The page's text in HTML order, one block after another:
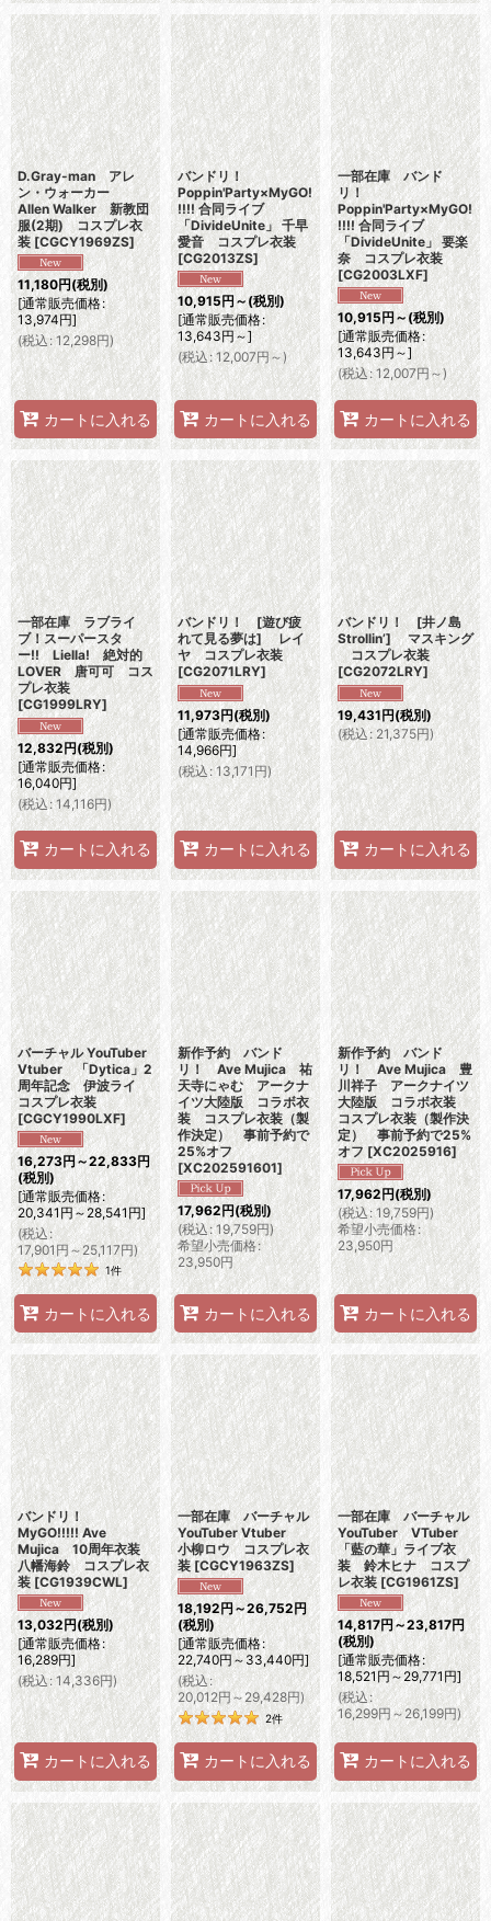
D.Gray-man アレ
ン・ウォーカー
Allen Walker 新教団
服(2期) コスプレ衣
装 [CGCY1969ZS]
11,180円(税別)
[通常販売価格:
13,974円]
(税込 : 12,298円)
カートに入れる
バンドリ！
Poppin'Party×MyGO!
!!!! 合同ライブ
「DivideUnite」 千早
愛音 コスプレ衣装
[CG2013ZS]
10,915円～(税別)
[通常販売価格:
13,643円～]
(税込: 12,007円～)
カートに入れる
一部在庫 バンド
リ！
Poppin'Party×MyGO!
!!!! 合同ライブ
「DivideUnite」 要楽
奈 コスプレ衣装
[CG2003LXF]
10,915円 ～(税別)
[通常販売価格:
13,643円～]
(税込: 12,007円～)
カートに入れる
一部在庫 ラブライ
ブ！スーパースタ
ー!! Liella! 絶対的
LOVER 唐可可 コス
プレ衣装
[CG1999LRY]
12,832円(税別)
[通常販売価格:
16,040円]
(税込: 14,116円)
カートに入れる
バンドリ！ [遊び疲
れて見る夢は] レイ
ヤ コスプレ衣装
[CG2071LRY]
11,973円(税別)
[通常販売価格:
14,966円]
(税込: 13,171円)
カートに入れる
バンドリ！ [井ノ島
Strollin’] マスキング
コスプレ衣装
[CG2072LRY]
19,431円(税別)
(税込: 21,375円)
カートに入れる
バーチャル YouTuber
Vtuber 「Dytica」2
周年記念 伊波ライ
コスプレ衣装
[CGCY1990LXF]
16,273円～22,833円
(税別)
[通常販売価格:
20,341円～28,541円]
(税込:
17,901円 ～25,117円)
1件
カートに入れる
新作予約 バンド
リ！ Ave Mujica 祐
天寺にゃむ アークナ
イツ大陸版 コラボ衣
装 コスプレ衣装（製
作決定） 事前予約で
25%オフ
[XC202591601]
17,962円(税別)
(税込: 19,759円)
希望小売価格:
23,950円
カートに入れる
新作予約 バンド
リ！ Ave Mujica 豊
川祥子 アークナイツ
大陸版 コラボ衣装
コスプレ衣装（製作決
定） 事前予約で25%
オフ [XC2025916]
17,962円(税別)
(税込: 19,759円)
希望小売価格:
23,950円
カートに入れる
バンドリ！
MyGO!!!!! Ave
Mujica 10周年衣装
八幡海鈴 コスプレ衣
装 [CG1939CWL]
13,032円(税別)
[通常販売価格:
16,289円]
(税込: 14,336円)
カートに入れる
一部在庫 バーチャル
YouTuber Vtuber
小柳ロウ コスプレ衣
装 [CGCY1963ZS]
18,192円～26,752円
(税別)
[通常販売価格:
22,740円～33,440円]
(税込:
20,012円～29,428円)
2件
カートに入れる
一部在庫 バーチャル
YouTuber VTuber
「藍の華」ライブ衣
装 鈴木ヒナ コスプ
レ衣装 [CG1961ZS]
14,817円～23,817円
(税別)
[通常販売価格:
18,521円～29,771円]
(税込:
16,299円 ～26,199円)
カートに入れる